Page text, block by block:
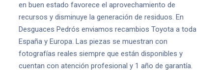
en buen estado favorece el aprovechamiento de
recursos y disminuye la generación de residuos. En
Desguaces Pedrós enviamos recambios Toyota a toda
España y Europa. Las piezas se muestran con
fotografías reales siempre que están disponibles y
cuentan con atención profesional y 1 año de garantía.